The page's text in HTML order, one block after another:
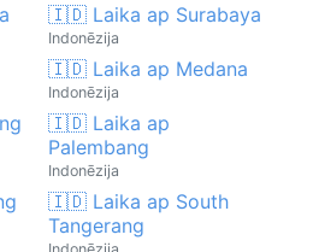
🇮🇩 Laika ap Surabaya
Indonēzija
🇮🇩 Laika ap Medana
Indonēzija
🇮🇩 Laika ap
Palembang
Indonēzija
🇮🇩 Laika ap South
Tangerang